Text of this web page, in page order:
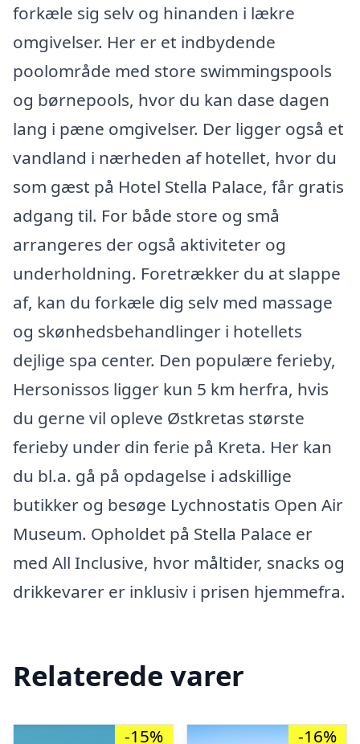
forkæle sig selv og hinanden i lækre
omgivelser. Her er et indbydende
poolområde med store swimmingspools
og børnepools, hvor du kan dase dagen
lang i pæne omgivelser. Der ligger også et
vandland i nærheden af hotellet, hvor du
som gæst på Hotel Stella Palace, får gratis
adgang til. For både store og små
arrangeres der også aktiviteter og
underholdning. Foretrækker du at slappe
af, kan du forkæle dig selv med massage
og skønhedsbehandlinger i hotellets
dejlige spa center. Den populære ferieby,
Hersonissos ligger kun 5 km herfra, hvis
du gerne vil opleve Østkretas største
ferieby under din ferie på Kreta. Her kan
du bl.a. gå på opdagelse i adskillige
butikker og besøge Lychnostatis Open Air
Museum. Opholdet på Stella Palace er
med All Inclusive, hvor måltider, snacks og
drikkevarer er inklusiv i prisen hjemmefra.
Relaterede varer
-15% -16%